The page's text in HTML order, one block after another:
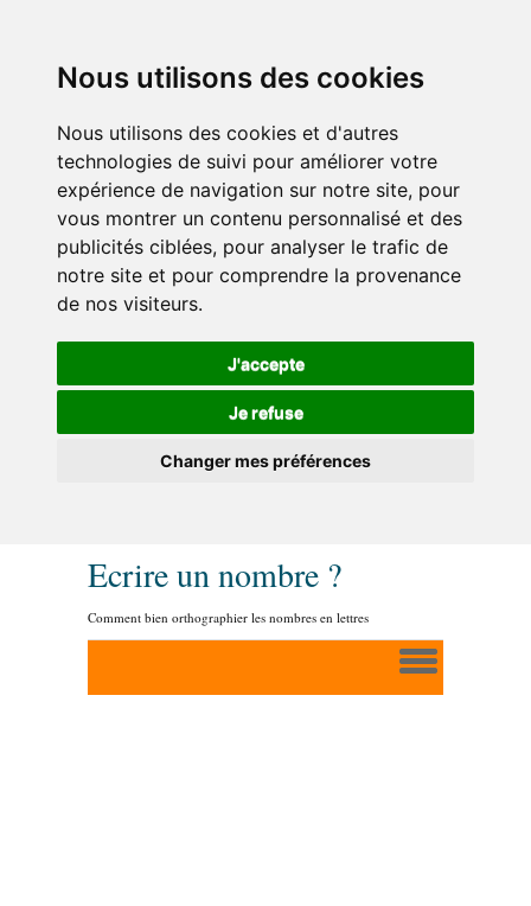
Nous utilisons des cookies
Nous utilisons des cookies et d'autres
technologies de suivi pour améliorer votre
expérience de navigation sur notre site, pour
vous montrer un contenu personnalisé et des
publicités ciblées, pour analyser le trafic de
notre site et pour comprendre la provenance
de nos visiteurs.
J'accepte
Je refuse
Changer mes préférences
Ecrire un nombre ?
Comment bien orthographier les nombres en lettres